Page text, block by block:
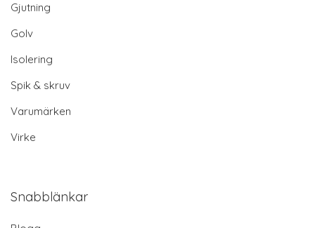
Gjutning
Golv
Isolering
Spik & skruv
Varumärken
Virke
Snabblänkar